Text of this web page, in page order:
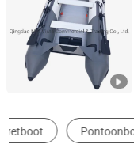
Shandong, China
Boot Fender